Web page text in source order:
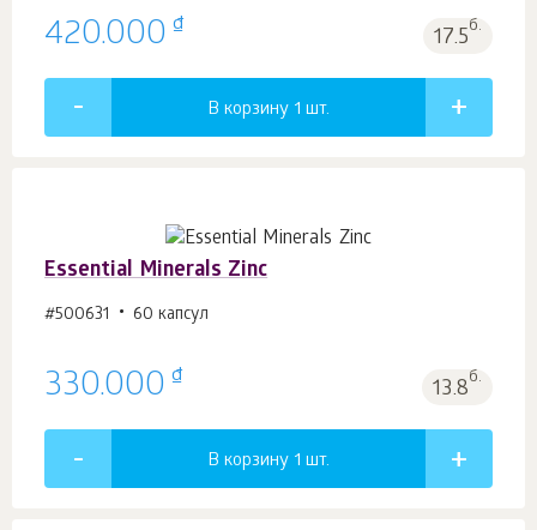
420.000 ₫ 17.5б.
В корзину 1 шт.
Essential Minerals Zinc
#500631 60 капсул
330.000 ₫ 13.8б.
В корзину 1 шт.